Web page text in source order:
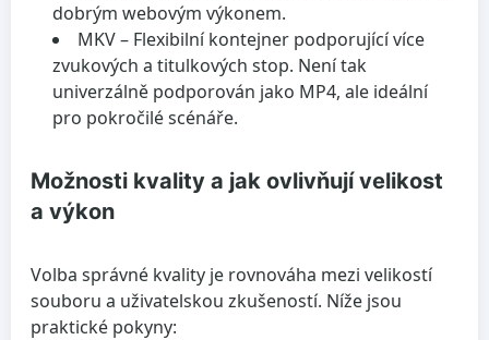
dobrým webovým výkonem.
MKV– Flexibilní kontejner podporující více
zvukových a titulkových stop. Není tak
univerzálně podporován jako MP4, ale ideální
pro pokročilé scénáře.
Možnosti kvality a jak ovlivňují velikost
a výkon
Volba správné kvality je rovnováha mezi velikostí
souboru a uživatelskou zkušeností. Níže jsou
praktické pokyny: